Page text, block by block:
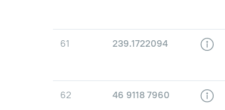
61 239.1722094
62 46 9118 7960